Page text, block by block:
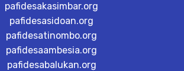
pafidesakasimbar.org
pafidesasidoan.org
pafidesatinombo.org
pafidesaambesia.org
pafidesabalukan.org